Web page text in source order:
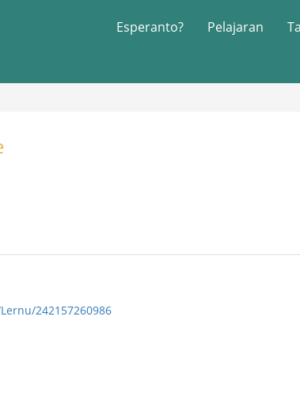
Esperanto? Pelajaran
242157260986